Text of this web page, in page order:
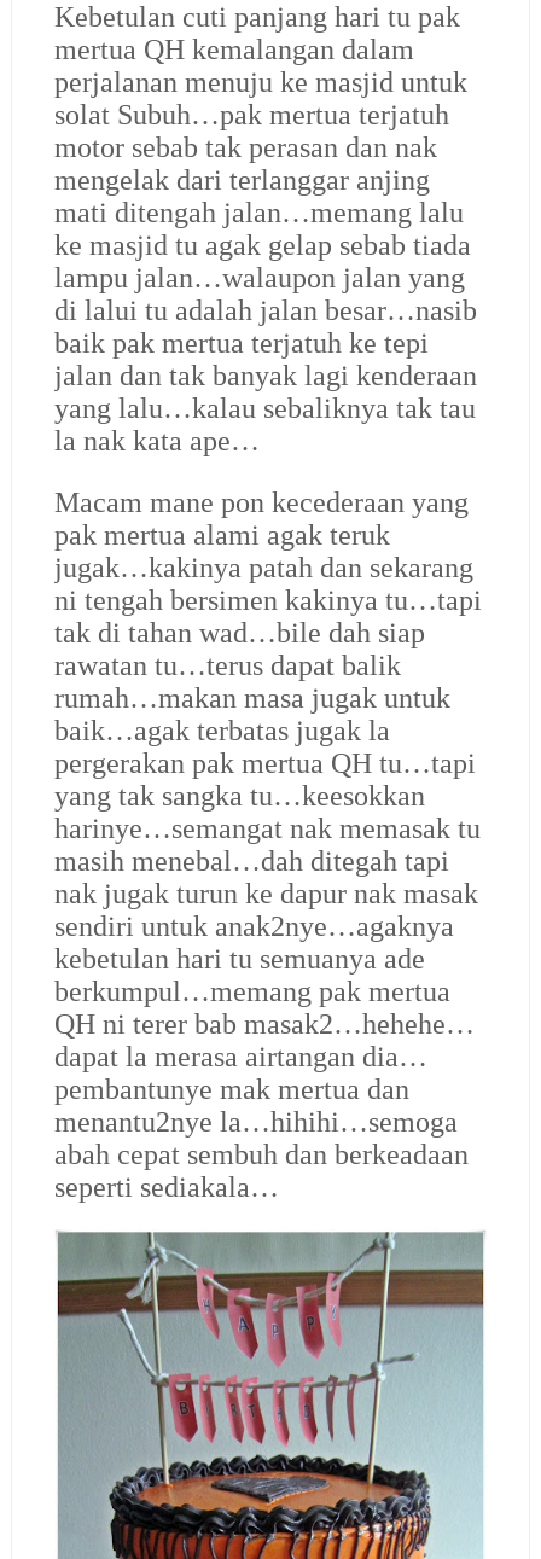
Kebetulan cuti panjang hari tu pak
mertua QH kemalangan dalam
perjalanan menuju ke masjid untuk
solat Subuh…pak mertua terjatuh
motor sebab tak perasan dan nak
mengelak dari terlanggar anjing
mati ditengah jalan…memang lalu
ke masjid tu agak gelap sebab tiada
lampu jalan…walaupon jalan yang
di lalui tu adalah jalan besar…nasib
baik pak mertua terjatuh ke tepi
jalan dan tak banyak lagi kenderaan
yang lalu…kalau sebaliknya tak tau
la nak kata ape…
Macam mane pon kecederaan yang
pak mertua alami agak teruk
jugak…kakinya patah dan sekarang
ni tengah bersimen kakinya tu…tapi
tak di tahan wad…bile dah siap
rawatan tu…terus dapat balik
rumah…makan masa jugak untuk
baik…agak terbatas jugak la
pergerakan pak mertua QH tu…tapi
yang tak sangka tu…keesokkan
harinye…semangat nak memasak tu
masih menebal…dah ditegah tapi
nak jugak turun ke dapur nak masak
sendiri untuk anak2nye…agaknya
kebetulan hari tu semuanya ade
berkumpul…memang pak mertua
QH ni terer bab masak2…hehehe…
dapat la merasa airtangan dia…
pembantunye mak mertua dan
menantu2nye la…hihihi…semoga
abah cepat sembuh dan berkeadaan
seperti sediakala…